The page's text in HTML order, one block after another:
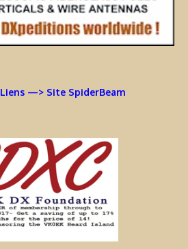
—> Site SpiderBeam